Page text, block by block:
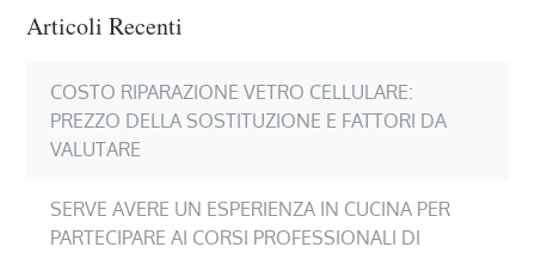
Articoli Recenti
COSTO RIPARAZIONE VETRO CELLULARE:
PREZZO DELLA SOSTITUZIONE E FATTORI DA
VALUTARE
SERVE AVERE UN ESPERIENZA IN CUCINA PER
PARTECIPARE AI CORSI PROFESSIONALI DI